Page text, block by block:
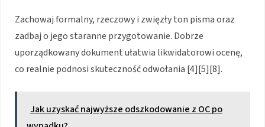
Zachowaj formalny, rzeczowy i zwięzły ton pisma oraz
zadbaj o jego staranne przygotowanie. Dobrze
uporządkowany dokument ułatwia likwidatorowi ocenę,
co realnie podnosi skuteczność odwołania [4][5][8].
Jak uzyskać najwyższe odszkodowanie z OC po